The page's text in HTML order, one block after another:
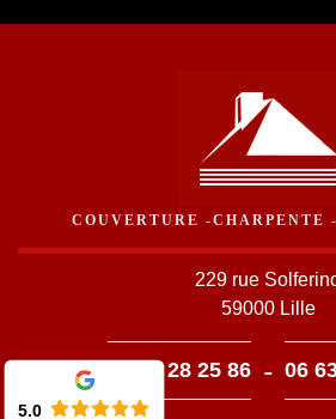
COUVERTURE -CHARPENTE
229 rue
59000 Lille
03 59 28 25 86 - 06
5.0